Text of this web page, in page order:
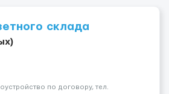
склада
по договору, тел.